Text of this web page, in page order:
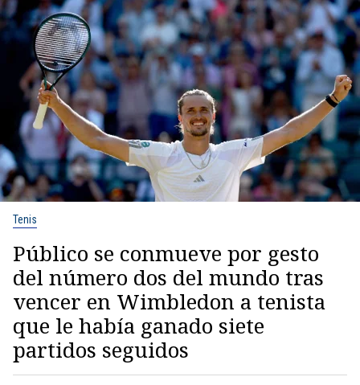
Tenis
Público se conmueve por gesto
del número dos del mundo tras
vencer en Wimbledon a tenista
que le había ganado siete
partidos seguidos